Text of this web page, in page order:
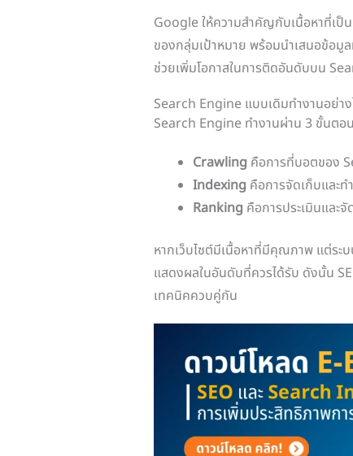
Google ให้ความสำคัญกับเนื้อหาที่เป็
ของกลุ่มเป้าหมาย พร้อมนำเสนอข้อ
ช่วยเพิ่มโอกาสในการติดอันดับบน
Search Engine แบบเดิมทำงานอย่าง
Search Engine ทำงานผ่าน 3 ขั้นตอ
Crawling คือการที่บอตของ
Indexing คือการจัดเก็บและท
Ranking คือการประเมินและ
หากเว็บไซต์มีเนื้อหาที่มีคุณภาพ แต่ระ
แสดงผลในอันดับที่ควรได้รับ ดังนั้น
เทคนิคควบคู่กัน